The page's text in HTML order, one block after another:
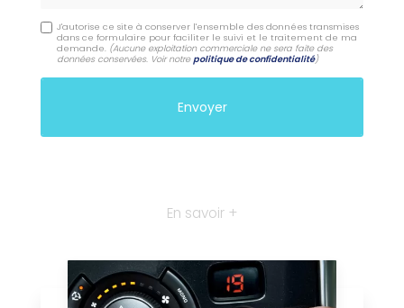
J'autorise ce site à conserver l'ensemble des données transmises
dans ce formulaire pour faciliter le suivi et le traitement de ma
demande. (Aucune exploitation commerciale ne sera faite des
données conservées. Voir notre politique de confidentialité)
En savoir +